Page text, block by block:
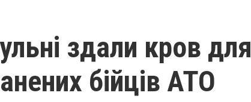
здали кров для
бійців АТО